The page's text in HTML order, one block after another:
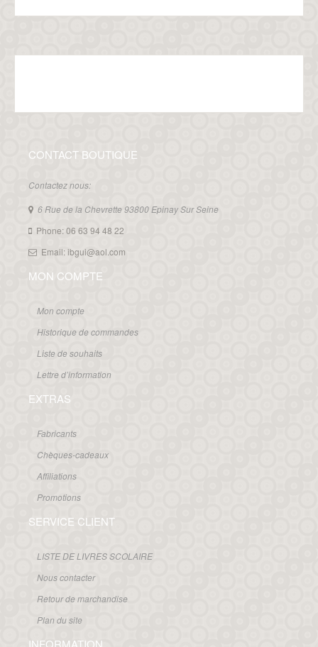
CONTACT BOUTIQUE
Contactez nous:
6 Rue de la Chevrette 93800 Epinay Sur Seine
Phone: 06 63 94 48 22
Email: ibgui@aol.com
MON COMPTE
Mon compte
Historique de commandes
Liste de souhaits
Lettre d’information
EXTRAS
Fabricants
Chèques-cadeaux
Affiliations
Promotions
SERVICE CLIENT
LISTE DE LIVRES SCOLAIRE
Nous contacter
Retour de marchandise
Plan du site
INFORMATION